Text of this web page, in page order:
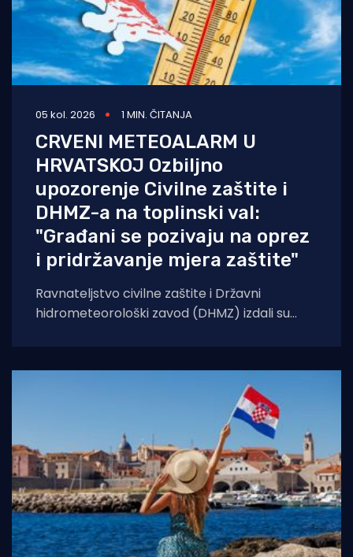
05 kol. 2026 1 MIN. ČITANJA
CRVENI METEOALARM U
HRVATSKOJ Ozbiljno
upozorenje Civilne zaštite i
DHMZ-a na toplinski val:
"Građani se pozivaju na oprez
i pridržavanje mjera zaštite"
Ravnateljstvo civilne zaštite i Državni
hidrometeorološki zavod (DHMZ) izdali su